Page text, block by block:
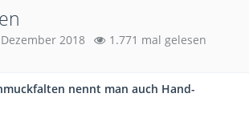
2018 1.771 mal gelesen
nennt man auch Hand-